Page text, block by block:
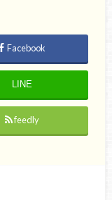
Facebook
LINE
feedly